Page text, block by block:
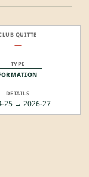
—
25 → 2026-27